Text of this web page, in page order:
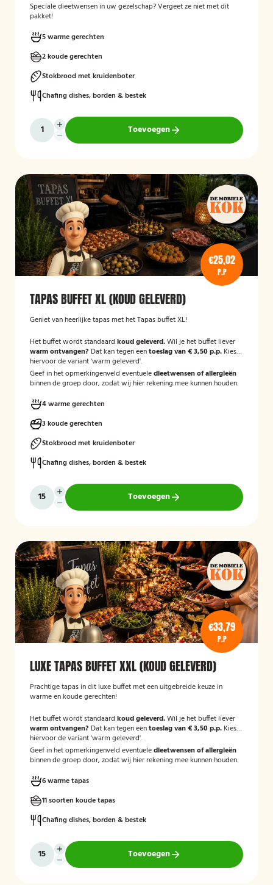
Speciale dieetwensen in uw gezelschap? Vergeet ze niet met dit
pakket!
5 warme gerechten
2 koude gerechten
Stokbrood met kruidenboter
Chafing dishes, borden & bestek
Toevoegen
€25,02
P.P
TAPAS BUFFET XL (KOUD GELEVERD)
Geniet van heerlijke tapas met het Tapas buffet XL!
Het buffet wordt standaard koud geleverd.Wil je het buffet liever
warm ontvangen? Dat kan tegen eentoeslag van € 3,50 p.p. Kies
hiervoor de variant 'warm geleverd'.
Geef in het opmerkingenveld eventueledieetwensen of allergieën
binnen de groep door, zodat wij hier rekening mee kunnen houden.
4 warme gerechten
3 koude gerechten
Stokbrood met kruidenboter
Chafing dishes, borden & bestek
Toevoegen
€33,79
P.P
LUXE TAPAS BUFFET XXL (KOUD GELEVERD)
Prachtige tapas in dit luxe buffet met een uitgebreide keuze in
warme en koude gerechten!
Het buffet wordt standaard koud geleverd.Wil je het buffet liever
warm ontvangen? Dat kan tegen eentoeslag van € 3,50 p.p. Kies
hiervoor de variant 'warm geleverd'.
Geef in het opmerkingenveld eventueledieetwensen of allergieën
binnen de groep door, zodat wij hier rekening mee kunnen houden.
6 warme tapas
11 soorten koude tapas
Chafing dishes, borden & bestek
Toevoegen